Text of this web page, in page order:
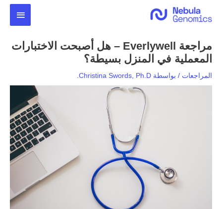
المحتوى
مراجعة Everlywell – هل أصبحت الاختبارات
المعملية في المنزل بسيطة؟
المراجعات / بواسطة Christina Swords, Ph.D.